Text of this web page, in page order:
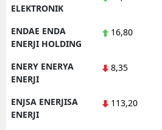
ELEKTRONIK
ENDAE ENDA
ENERJI HOLDING
16,80
ENERY ENERYA
ENERJI
8,35
ENJSA ENERJISA
ENERJI
113,20